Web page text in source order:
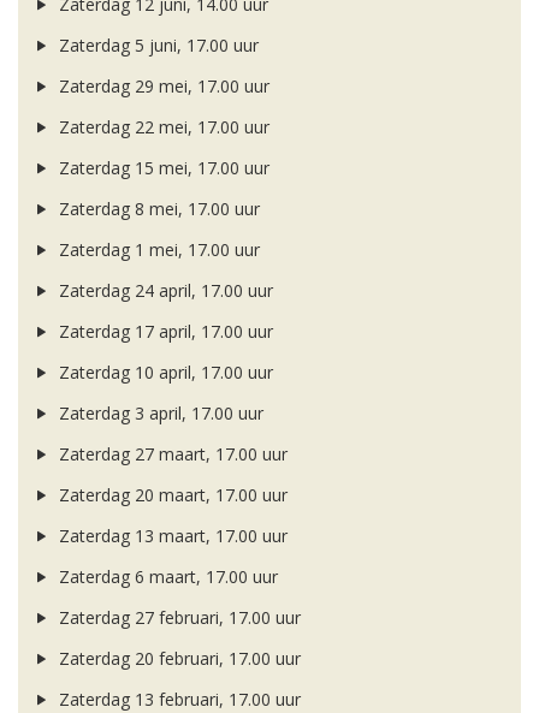
Zaterdag 12 juni, 14.00 uur
Zaterdag 5 juni, 17.00 uur
Zaterdag 29 mei, 17.00 uur
Zaterdag 22 mei, 17.00 uur
Zaterdag 15 mei, 17.00 uur
Zaterdag 8 mei, 17.00 uur
Zaterdag 1 mei, 17.00 uur
Zaterdag 24 april, 17.00 uur
Zaterdag 17 april, 17.00 uur
Zaterdag 10 april, 17.00 uur
Zaterdag 3 april, 17.00 uur
Zaterdag 27 maart, 17.00 uur
Zaterdag 20 maart, 17.00 uur
Zaterdag 13 maart, 17.00 uur
Zaterdag 6 maart, 17.00 uur
Zaterdag 27 februari, 17.00 uur
Zaterdag 20 februari, 17.00 uur
Zaterdag 13 februari, 17.00 uur